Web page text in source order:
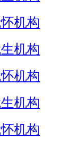
机构
机构
机构
机构
机构